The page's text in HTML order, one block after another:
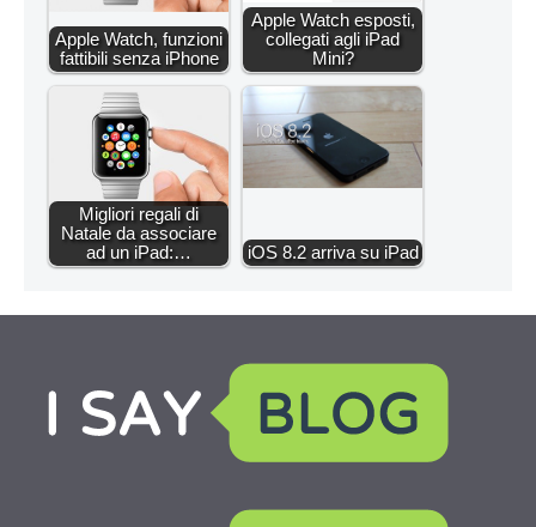
Apple Watch, funzioni
fattibili senza iPhone
Apple Watch esposti,
collegati agli iPad
Mini?
Migliori regali di
Natale da associare
ad un iPad:…
iOS 8.2 arriva su iPad